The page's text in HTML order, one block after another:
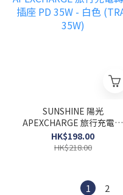
SUNSHINE 陽光
APEXCHARGE 旅行充電轉
換插座 PD 35W - 白色
(TRA-35W)
HK$198.00
HK$218.00
1 2